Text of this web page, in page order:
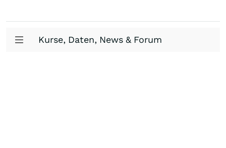
Kurse, Daten, News & Forum